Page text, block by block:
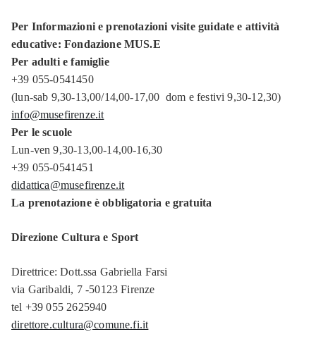
Per Informazioni e prenotazioni visite guidate e attività
educative: Fondazione MUS.E
Per adulti e famiglie
+39 055-0541450
(lun-sab 9,30-13,00/14,00-17,00 dom e festivi 9,30-12,30)
info@musefirenze.it
Per le scuole
Lun-ven 9,30-13,00-14,00-16,30
+39 055-0541451
didattica@musefirenze.it
La prenotazione è obbligatoria e gratuita
Direzione Cultura e Sport
Direttrice: Dott.ssa Gabriella Farsi
via Garibaldi, 7 -50123 Firenze
tel +39 055 2625940
direttore.cultura@comune.fi.it